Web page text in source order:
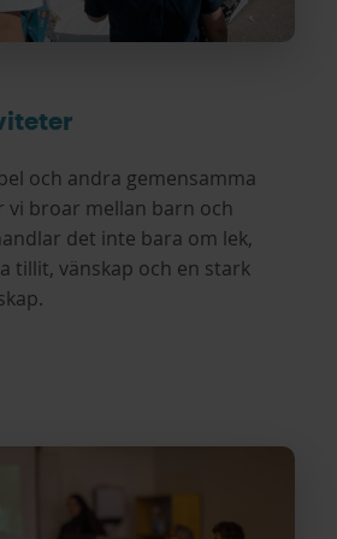
och andra gemensamma
vi broar mellan barn och
det inte bara om lek,
tillit, vänskap och en stark